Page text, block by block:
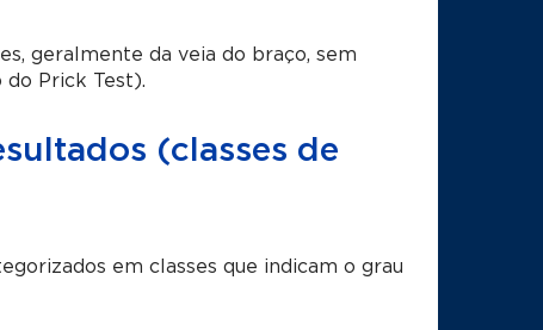
geralmente da veia do braço, sem
do Prick Test).
(classes de
em classes que indicam o grau